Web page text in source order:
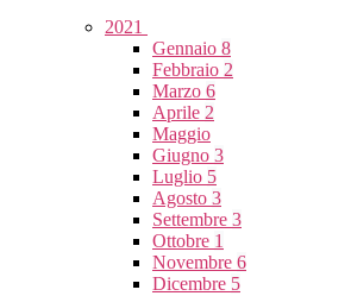
2021
Gennaio 8
Febbraio 2
Marzo 6
Aprile 2
Maggio
Giugno 3
Luglio 5
Agosto 3
Settembre 3
Ottobre 1
Novembre 6
Dicembre 5